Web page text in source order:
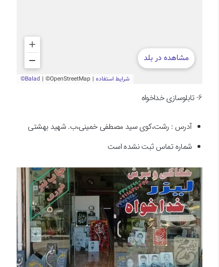
6- تابلوسازی خداخواه
آدرس : رشت،کوی سید مصطفی خمینی،ب. شهید بهشتی
شماره تماس ثبت نشده است